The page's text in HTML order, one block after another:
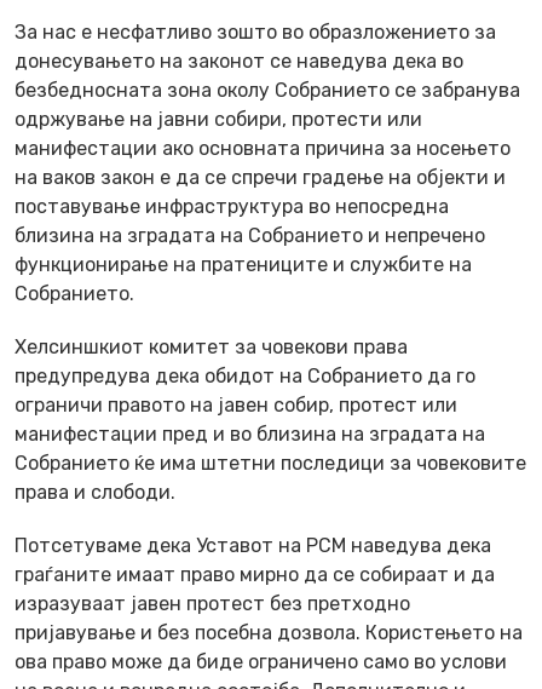
За нас е несфатливо зошто во образложението за
донесувањето на законот се наведува дека во
безбедносната зона околу Собранието се забранува
одржување на јавни собири, протести или
манифестации ако основната причина за носењето
на ваков закон е да се спречи градење на објекти и
поставување инфраструктура во непосредна
близина на зградата на Собранието и непречено
функционирање на пратениците и службите на
Собранието.
Хелсиншкиот комитет за човекови права
предупредува дека обидот на Собранието да го
ограничи правото на јавен собир, протест или
манифестации пред и во близина на зградата на
Собранието ќе има штетни последици за човековите
права и слободи.
Потсетуваме дека Уставот на РСМ наведува дека
граѓаните имаат право мирно да се собираат и да
изразуваат јавен протест без претходно
пријавување и без посебна дозвола. Користењето на
ова право може да биде ограничено само во услови